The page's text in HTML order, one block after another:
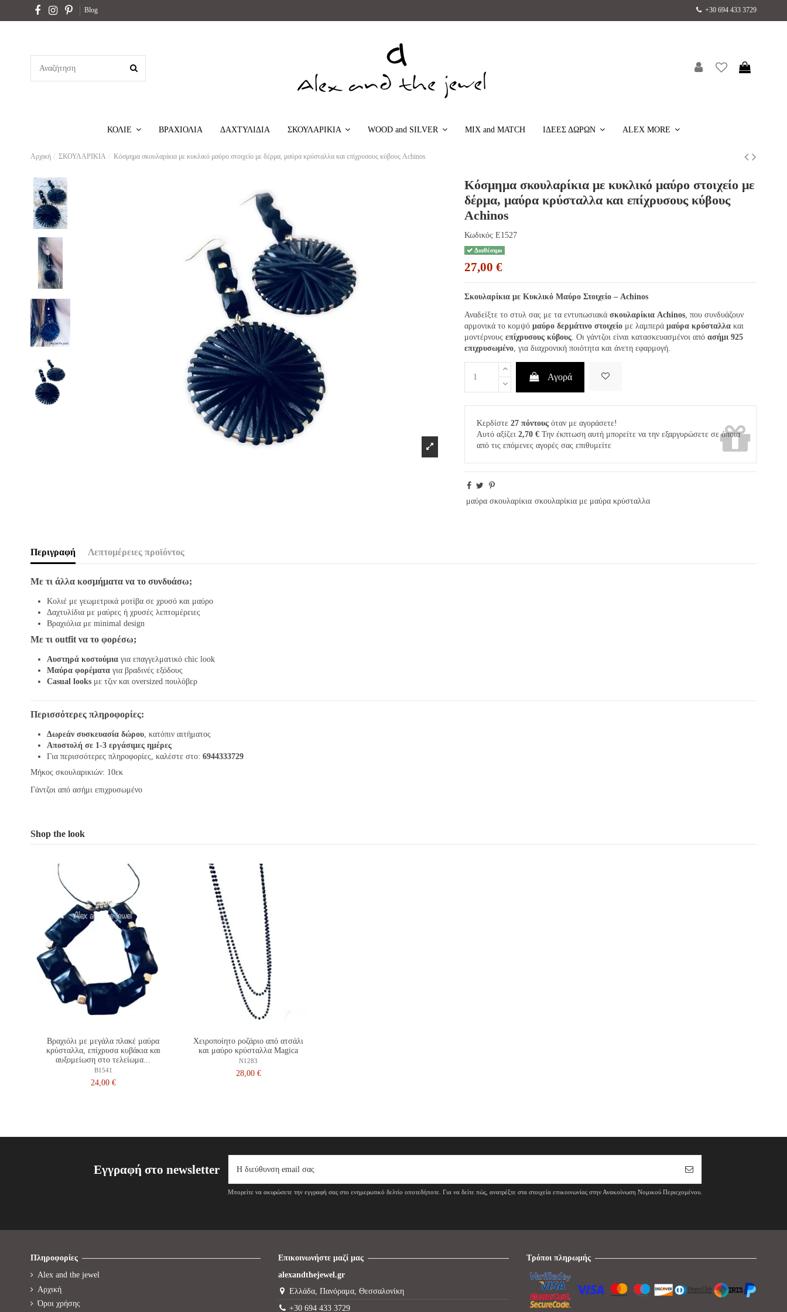
Blog +30 694 433 3729
ΚΟΛΙΕ ΒΡΑΧΙΟΛΙΑ ΔΑΧΤΥΛΙΔΙΑ ΣΚΟΥΛΑΡΙΚΙΑ WOOD and SILVER MIX and MATCH ΙΔΕΕΣ ΔΩΡΩΝ ALEX MORE
Αρχική ΣΚΟΥΛΑΡΙΚΙΑ Κόσμημα σκουλαρίκια με κυκλικό μαύρο στοιχείο με δέρμα, μαύρα κρύσταλλα και επίχρυσους κύβους Achinos
Κόσμημα σκουλαρίκια με κυκλικό μαύρο στοιχείο με
δέρμα, μαύρα κρύσταλλα και επίχρυσους κύβους
Achinos
Κωδικός E1527
Διαθέσιμο
27,00 €
Σκουλαρίκια με Κυκλικό Μαύρο Στοιχείο – Achinos
Αναδείξτε το στυλ σας με τα εντυπωσιακά σκουλαρίκια Achinos, που συνδυάζουν
αρμονικά το κομψό μαύρο δερμάτινο στοιχείομε λαμπερά μαύρα κρύσταλλακαι
μοντέρνους επίχρυσους κύβους. Οι γάντζοι είναι κατασκευασμένοι από ασήμι 925
επιχρυσωμένο, για διαχρονική ποιότητα και άνετη εφαρμογή.
Αγορά
Κερδίστε 27 πόντουςόταν με αγοράσετε!
Αυτό αξίζει 2,70 €Την έκπτωση αυτή μπορείτε να την εξαργυρώσετε σε όποια
από τις επόμενες αγορές σας επιθυμείτε
μαύρα σκουλαρίκια σκουλαρίκια με μαύρα κρύσταλλα
Περιγραφή Λεπτομέρειες προϊόντος
Με τι άλλα κοσμήματα να το συνδυάσω;
Κολιέ με γεωμετρικά μοτίβα σε χρυσό και μαύρο
Δαχτυλίδια με μαύρες ή χρυσές λεπτομέρειες
Βραχιόλια με minimal design
Με τι outfit να το φορέσω;
Αυστηρά κοστούμια για επαγγελματικό chic look
Μαύρα φορέματα για βραδινές εξόδους
Casual looks με τζιν και oversized πουλόβερ
Περισσότερες πληροφορίες:
Δωρεάν συσκευασία δώρου , κατόπιν αιτήματος
Αποστολή σε 1-3 εργάσιμες ημέρες
Για περισσότερες πληροφορίες, καλέστε στο: 6944333729
Μήκος σκουλαρικιών: 10εκ
Γάντζοι από ασήμι επιχρυσωμένο
Shop the look
Βραχιόλι με μεγάλα πλακέ μαύρα
κρύσταλλα, επίχρυσα κυβάκια και
αυξομείωση στο τελείωμα...
B1541
24,00 €
Χειροποίητο ροζάριο από ατσάλι
και μαύρο κρύσταλλα Magica
N1283
28,00 €
Εγγραφή στο newsletter
Μπορείτε να ακυρώσετε την εγγραφή σας στο ενημερωτικό δελτίο οποτεδήποτε. Για να δείτε πώς, ανατρέξτε στα στοιχεία επικοινωνίας στην Ανακοίνωση Νομικού Περιεχομένου.
Πληροφορίες
Alex and the jewel
Αρχική
Όροι χρήσης
Επικοινωνήστε μαζί μας
alexandthejewel.gr
Ελλάδα, Πανόραμα, Θεσσαλονίκη
+30 694 433 3729
Τρόποι πληρωμής